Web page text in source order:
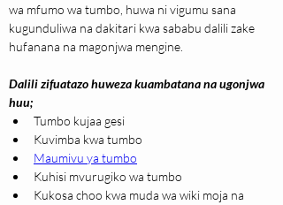
wa mfumo wa tumbo, huwa ni vigumu sana
kugunduliwa na dakitari kwa sababu dalili zake
hufanana na magonjwa mengine.
Dalili zifuatazo huweza kuambatana na ugonjwa
huu;
Tumbo kujaa gesi
Kuvimba kwa tumbo
Maumivu ya tumbo
Kuhisi mvurugiko wa tumbo
Kukosa choo kwa muda wa wiki moja na